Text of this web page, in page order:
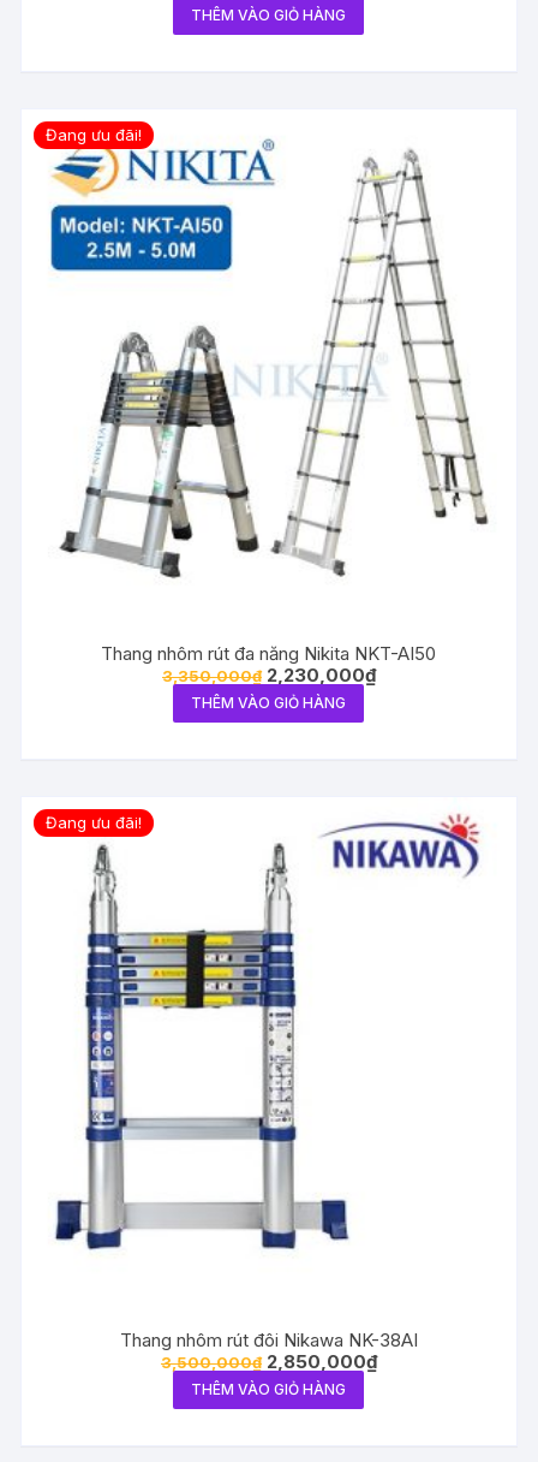
THÊM VÀO GIỎ HÀNG
Đang ưu đãi!
Thang nhôm rút đa năng Nikita NKT-AI50
3,350,000₫ 2,230,000₫
THÊM VÀO GIỎ HÀNG
Đang ưu đãi!
Thang nhôm rút đôi Nikawa NK-38AI
3,500,000₫ 2,850,000₫
THÊM VÀO GIỎ HÀNG